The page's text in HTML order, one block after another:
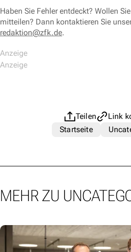
Haben Sie Fehler entdeckt? Wollen
mitteilen? Dann kontaktieren Sie
redaktion@zfk.de.
Teilen
Link
Startseite
MEHR ZU